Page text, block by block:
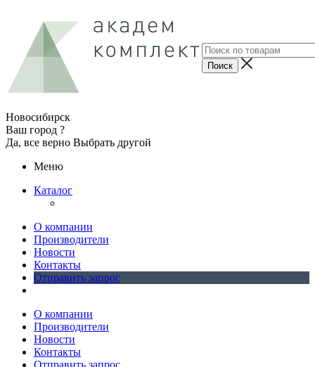
Новосибирск
Ваш город ?
Да, все верно Выбрать другой
Меню
Каталог
О компании
Производители
Новости
Контакты
Отправить запрос
О компании
Производители
Новости
Контакты
Отправить запрос